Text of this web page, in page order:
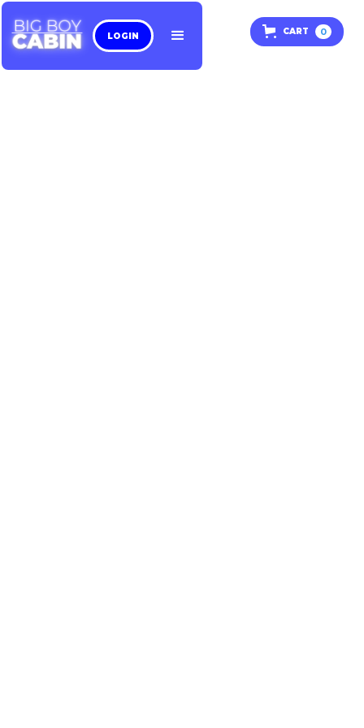
CART 0
LOGIN